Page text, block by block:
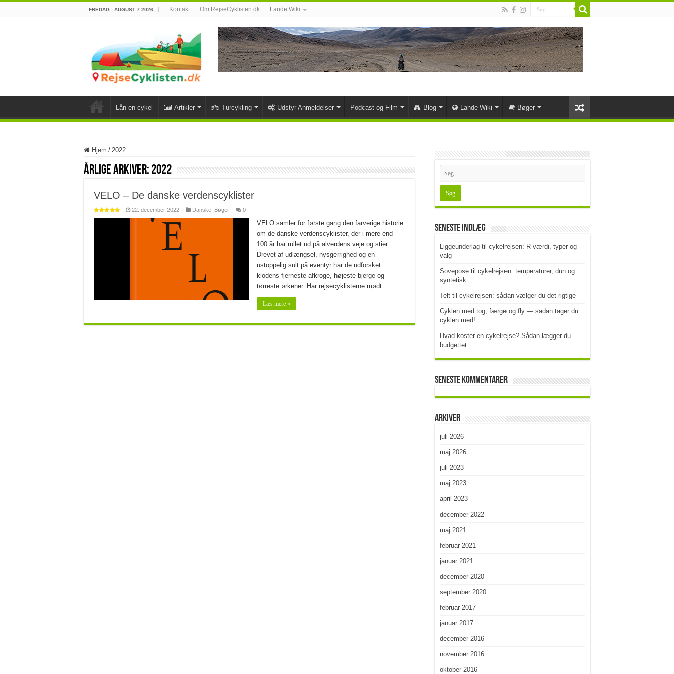
FREDAG , AUGUST 7 2026 Kontakt Om RejseCyklisten.dk Lande Wiki
Lån en cykel Artikler Turcykling Udstyr Anmeldelser Podcast og Film Blog Lande Wiki Bøger
Hjem / 2022
Årlige Arkiver: 2022
VELO – De danske verdenscyklister
22. december 2022 Danske Bøger 0
VELO samler for første gang den farverige historie
om de danske verdenscyklister, der i mere end
100 år har rullet ud på alverdens veje og stier.
Drevet af udlængsel, nysgerrighed og en
ustoppelig sult på eventyr har de udforsket
klodens fjerneste afkroge, højeste bjerge og
tørreste ørkener. Har rejsecyklisterne mødt …
Læs mere »
Seneste indlæg
Liggeunderlag til cykelrejsen: R-værdi, typer og
valg
Sovepose til cykelrejsen: temperaturer, dun og
syntetisk
Telt til cykelrejsen: sådan vælger du det rigtige
Cyklen med tog, færge og fly — sådan tager du
cyklen med!
Hvad koster en cykelrejse? Sådan lægger du
budgettet
Seneste kommentarer
Arkiver
juli 2026
maj 2026
juli 2023
maj 2023
april 2023
december 2022
maj 2021
februar 2021
januar 2021
december 2020
september 2020
februar 2017
januar 2017
december 2016
november 2016
oktober 2016